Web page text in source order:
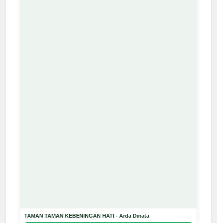
TAMAN TAMAN KEBENINGAN HATI - Arda Dinata